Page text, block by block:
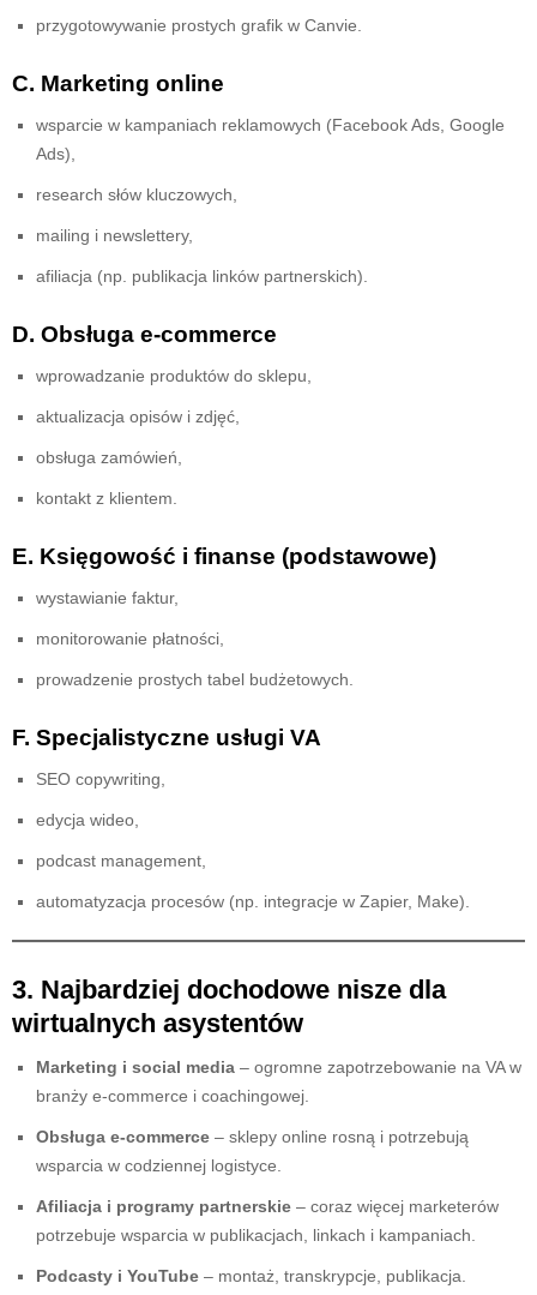
przygotowywanie prostych grafik w Canvie.
C. Marketing online
wsparcie w kampaniach reklamowych (Facebook Ads, Google
Ads),
research słów kluczowych,
mailing i newslettery,
afiliacja (np. publikacja linków partnerskich).
D. Obsługa e-commerce
wprowadzanie produktów do sklepu,
aktualizacja opisów i zdjęć,
obsługa zamówień,
kontakt z klientem.
E. Księgowość i finanse (podstawowe)
wystawianie faktur,
monitorowanie płatności,
prowadzenie prostych tabel budżetowych.
F. Specjalistyczne usługi VA
SEO copywriting,
edycja wideo,
podcast management,
automatyzacja procesów (np. integracje w Zapier, Make).
3. Najbardziej dochodowe nisze dla
wirtualnych asystentów
Marketing i social media – ogromne zapotrzebowanie na VA w
branży e-commerce i coachingowej.
Obsługa e-commerce – sklepy online rosną i potrzebują
wsparcia w codziennej logistyce.
Afiliacja i programy partnerskie – coraz więcej marketerów
potrzebuje wsparcia w publikacjach, linkach i kampaniach.
Podcasty i YouTube – montaż, transkrypcje, publikacja.